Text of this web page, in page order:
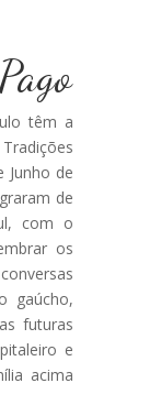
têm a
Junho de
de
com o
os
gaúcho,
futuras
e
acima